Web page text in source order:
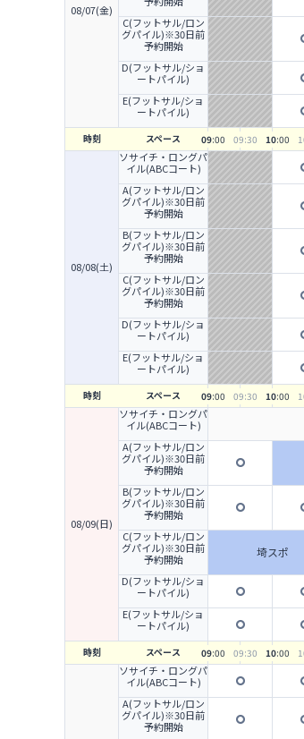
08/07(金)
C(フットサル/ロン
グパイル)※30日前
予約開始
D(フットサル/ショ
ートパイル)
E(フットサル/ショ
ートパイル)
時刻 スペース 09:00 09:30 10:00
08/08(土)
ソサイチ・ロングパ
イル(ABCコート)
A(フットサル/ロン
グパイル)※30日前
予約開始
B(フットサル/ロン
グパイル)※30日前
予約開始
C(フットサル/ロン
グパイル)※30日前
予約開始
D(フットサル/ショ
ートパイル)
E(フットサル/ショ
ートパイル)
時刻 スペース 09:00 09:30 10:00
08/09(日)
ソサイチ・ロングパ
イル(ABCコート)
A(フットサル/ロン
グパイル)※30日前
予約開始
B(フットサル/ロン
グパイル)※30日前
予約開始
C(フットサル/ロン
グパイル)※30日前
予約開始
埼スポ
D(フットサル/ショ
ートパイル)
E(フットサル/ショ
ートパイル)
時刻 スペース 09:00 09:30 10:00
ソサイチ・ロングパ
イル(ABCコート)
A(フットサル/ロン
グパイル)※30日前
予約開始